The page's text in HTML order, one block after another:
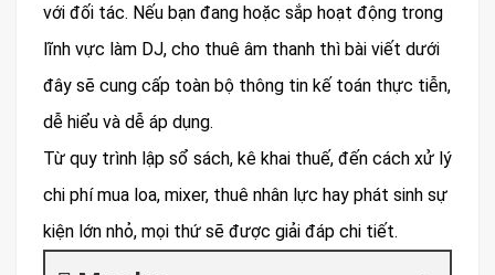
với đối tác. Nếu bạn đang hoặc sắp hoạt động trong
lĩnh vực làm DJ, cho thuê âm thanh thì bài viết dưới
đây sẽ cung cấp toàn bộ thông tin kế toán thực tiễn,
dễ hiểu và dễ áp dụng.
Từ quy trình lập sổ sách, kê khai thuế, đến cách xử lý
chi phí mua loa, mixer, thuê nhân lực hay phát sinh sự
kiện lớn nhỏ, mọi thứ sẽ được giải đáp chi tiết.